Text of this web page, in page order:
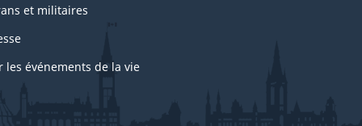
et militaires
les événements de la vie